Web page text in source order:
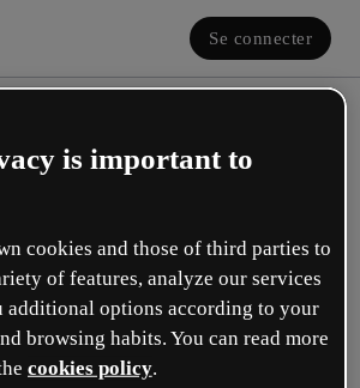
Se connecter
compte gratuit !
rapproche plus de celui de :
is important to
cookies and those of third parties to
of features, analyze our services
additional options according to your
browsing habits. You can read more
cookies policy.